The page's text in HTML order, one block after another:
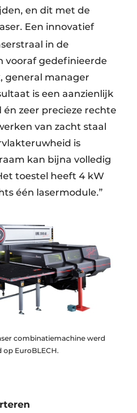
en dit met de
Een innovatief
in de
vooraf gedefinieerde
general manager
is een aanzienlijk
zeer precieze rechte
van zacht staal
is
kan bijna volledig
toestel heeft 4 kW
één lasermodule.”
combinatiemachine werd
EuroBLECH.